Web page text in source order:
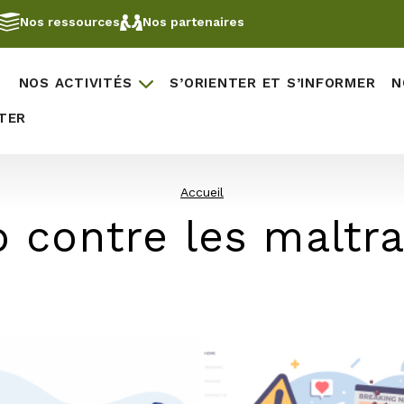
Nos ressources Nos partenaires
NOS ACTIVITÉS S’ORIENTER ET S’INFORMER
Accueil
contre les